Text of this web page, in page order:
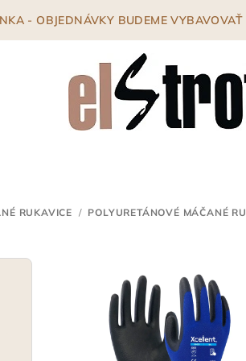
- OBJEDNÁVKY BUDEME
RUKAVICE / POLYURETÁNOVÉ MÁČANÉ